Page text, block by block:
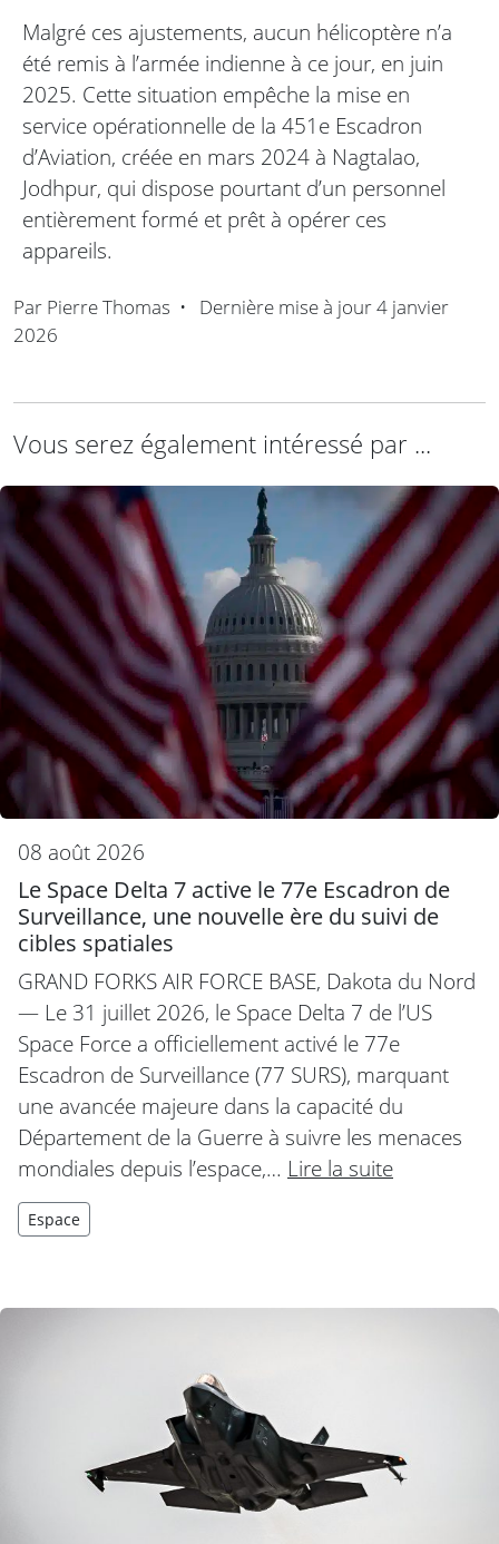
Malgré ces ajustements, aucun hélicoptère n’a
été remis à l’armée indienne à ce jour, en juin
2025. Cette situation empêche la mise en
service opérationnelle de la 451e Escadron
d’Aviation, créée en mars 2024 à Nagtalao,
Jodhpur, qui dispose pourtant d’un personnel
entièrement formé et prêt à opérer ces
appareils.
Par Pierre Thomas • Dernière mise à jour4 janvier
2026
Vous serez également intéressé par ...
08 août 2026
Le Space Delta 7 active le 77e Escadron de
Surveillance, une nouvelle ère du suivi de
cibles spatiales
GRAND FORKS AIR FORCE BASE, Dakota du Nord
— Le 31 juillet 2026, le Space Delta 7 de l’US
Space Force a officiellement activé le 77e
Escadron de Surveillance (77 SURS), marquant
une avancée majeure dans la capacité du
Département de la Guerre à suivre les menaces
mondiales depuis l’espace,… Lire la suite
Espace